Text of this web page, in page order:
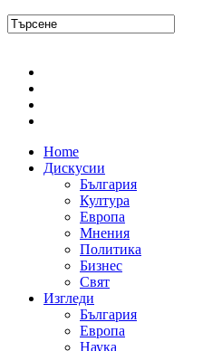
Home
Дискусии
България
Култура
Европа
Мнения
Политика
Бизнес
Свят
Изгледи
България
Европа
Наука